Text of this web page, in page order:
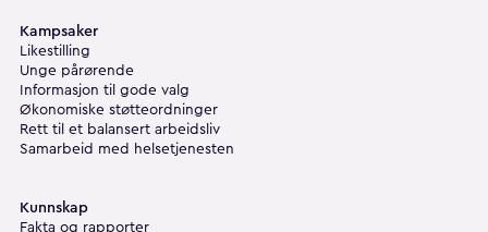
Kampsaker
Likestilling
Unge pårørende
Informasjon til gode valg
Økonomiske støtteordninger
Rett til et balansert arbeidsliv
Samarbeid med helsetjenesten
Kunnskap
Fakta og rapporter